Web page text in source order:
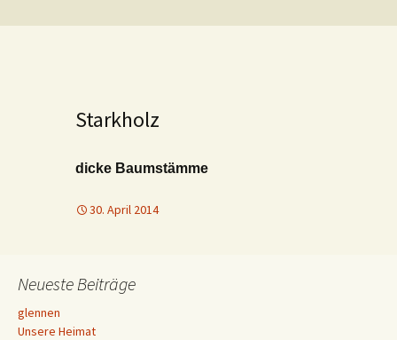
Starkholz
dicke Baumstämme
30. April 2014
Neueste Beiträge
glennen
Unsere Heimat